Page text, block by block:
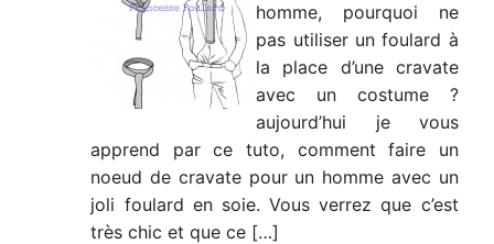
homme, pourquoi ne
pas utiliser un foulard à
la place d’une cravate
avec un costume ?
aujourd’hui je vous
apprend par ce tuto, comment faire un
noeud de cravate pour un homme avec un
joli foulard en soie. Vous verrez que c’est
très chic et que ce […]